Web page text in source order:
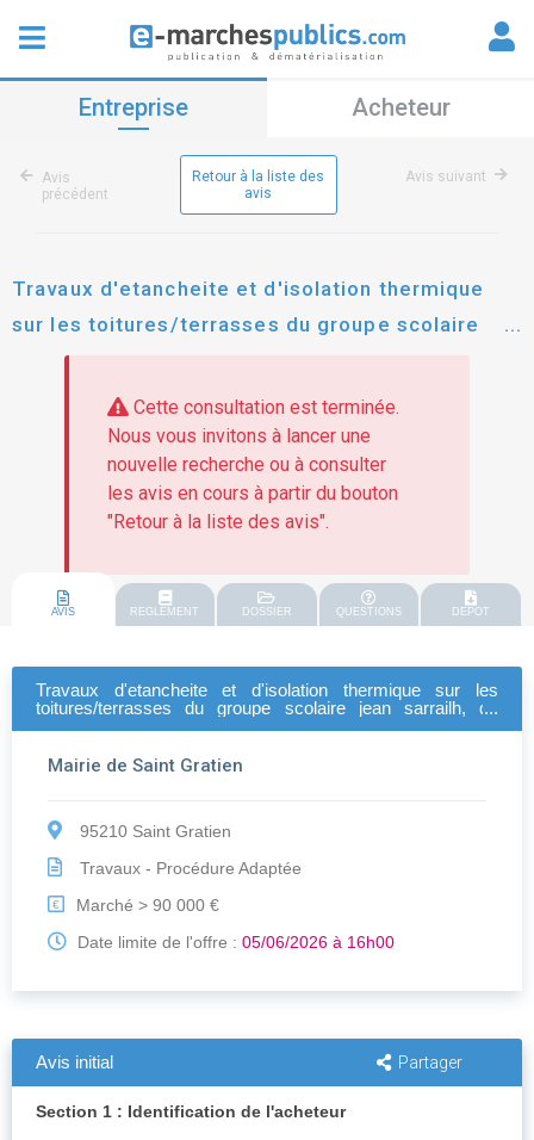
Entreprise Acheteur
Avis
précédent
Retour à la liste des
avis
Avis suivant
Travaux d'etancheite et d'isolation thermique
sur les toitures/terrasses du groupe scolaire
jean sarrailh, du gymnase du picolo et le la
creche les souris vertes
Cette consultation est terminée.
Nous vous invitons à lancer une
nouvelle recherche ou à consulter
les avis en cours à partir du bouton
"Retour à la liste des avis".
AVIS REGLEMENT DOSSIER QUESTIONS DEPOT
Travaux d'etancheite et d'isolation thermique sur les
toitures/terrasses du groupe scolaire jean sarrailh, du
Mairie de Saint Gratien
95210 Saint Gratien
Travaux - Procédure Adaptée
€
Marché > 90 000 €
Date limite de l'offre : 05/06/2026 à 16h00
Avis initial Partager
Section 1 : Identification de l'acheteur